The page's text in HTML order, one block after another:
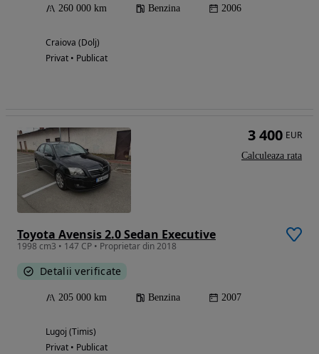
260 000 km Benzina 2006
Craiova (Dolj)
Privat • Publicat
Toyota Avensis 2.0 Sedan Executive
1998 cm3 • 147 CP • Proprietar din 2018
Detalii verificate
205 000 km Benzina 2007
Lugoj (Timis)
Privat • Publicat
3 400 EUR
Calculeaza rata